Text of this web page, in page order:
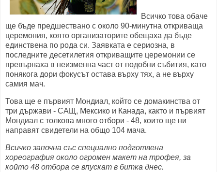
Всичко това обаче
ще бъде предшествано с около 90-минутна откриваща
церемония, която организаторите обещаха да бъде
единствена по рода си. Заявката е сериозна, в
последните десетилетия откриващите церемонии се
превърнаха в неизменна част от подобни събития, като
понякога дори фокусът остава върху тях, а не върху
самия мач.
Това ще е първият Мондиал, който се домакинства от
три държави - САЩ, Мексико и Канада, както и първият
Мондиал с толкова много отбори - 48, които ще ни
направят свидетели на общо 104 мача.
Всичко започна със специално подготвена
хореография около огромен макет на трофея, за
който 48 отбора се впускат в битка днес.